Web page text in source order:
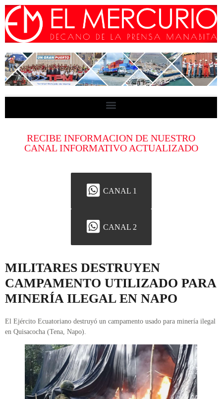
RECIBE INFORMACION DE NUESTRO
CANAL INFORMATIVO ACTUALIZADO
CANAL 1
CANAL 2
MILITARES DESTRUYEN
CAMPAMENTO UTILIZADO PARA
MINERÍA ILEGAL EN NAPO
El Ejército Ecuatoriano destruyó un campamento usado para minería ilegal
en Quisacocha (Tena, Napo).